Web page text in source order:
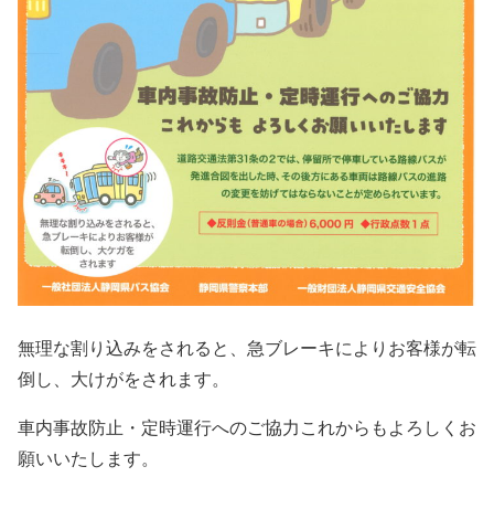
無理な割り込みをされると、急ブレーキによりお客様が転
倒し、大けがをされます。
車内事故防止・定時運行へのご協力これからもよろしくお
願いいたします。